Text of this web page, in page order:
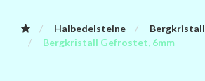
Halbedelsteine
Bergkristall
Bergkristall Gefrostet, 6mm